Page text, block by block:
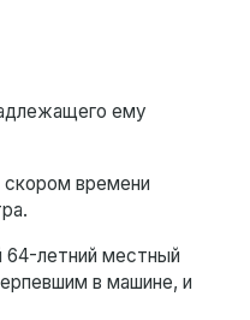
ему
скором времени
64-летний местный
в машине, и